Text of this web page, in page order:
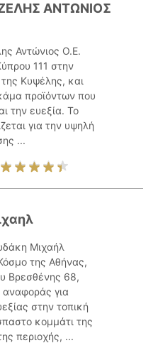
ΑΝΤΩΝΙΟΣ
Αντώνιος Ο.Ε.
111 στην
Κυψέλης, και
προϊόντων που
την ευεξία. Το
για την υψηλή
...
Μιχαήλ
της Αθήνας,
Βρεσθένης 68,
για
στην τοπική
κομμάτι της
περιοχής, ...